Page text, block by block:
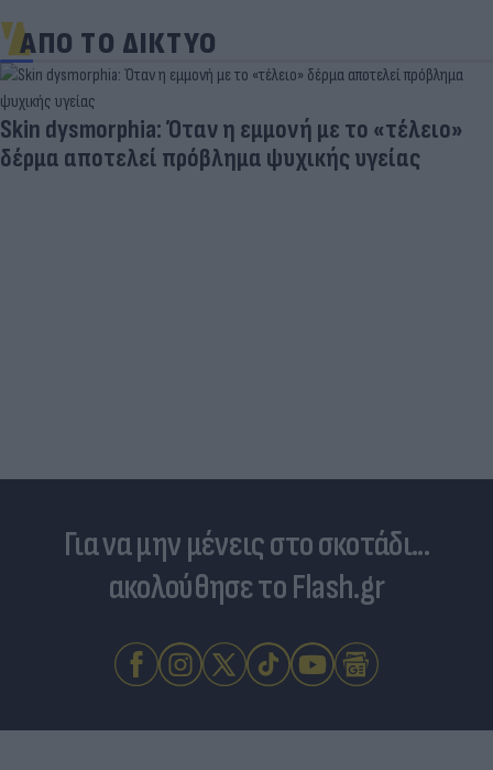
ΑΠΟ ΤΟ ΔΙΚΤΥΟ
Για να μην μένεις στο σκοτάδι...
ακολούθησε το Flash.gr